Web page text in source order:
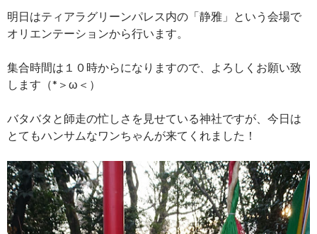
明日はティアラグリーンパレス内の「静雅」という会場で
オリエンテーションから行います。
集合時間は１０時からになりますので、よろしくお願い致
します（*＞ω＜）
バタバタと師走の忙しさを見せている神社ですが、今日は
とてもハンサムなワンちゃんが来てくれました！